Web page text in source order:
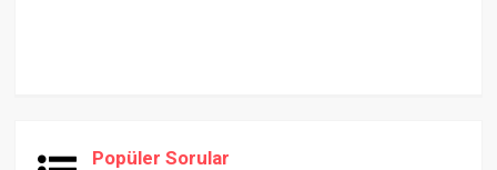
Popüler Sorular